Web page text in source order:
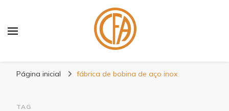
Página inicial fábrica de bobina de aço inox
TAG